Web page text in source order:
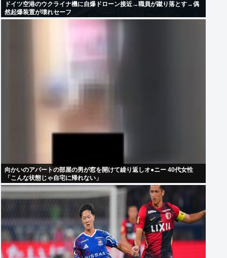
ドイツ空港のウクライナ機に自爆ドローン接近→職員が蹴り落とす→偶
然起爆装置が壊れセーフ
向かいのアパートの部屋の男が窓を開けて繰り返しオ●ニー 40代女性
「こんな状態じゃ自宅に帰れない」